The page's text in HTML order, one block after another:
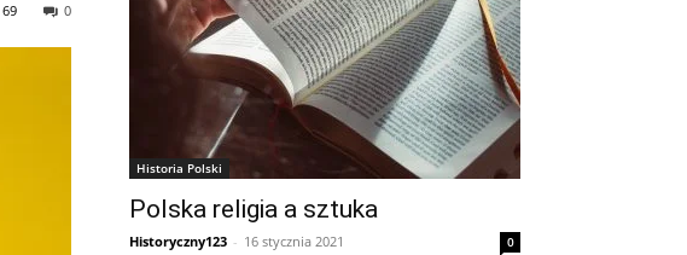
0
69
Historia Polski
Polska religia a sztuka
Historyczny123 - 16 stycznia 2021 0